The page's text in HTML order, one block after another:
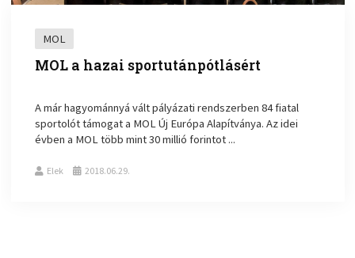
MOL
MOL a hazai sportutánpótlásért
A már hagyománnyá vált pályázati rendszerben 84 fiatal
sportolót támogat a MOL Új Európa Alapítványa. Az idei
évben a MOL több mint 30 millió forintot ...
Elek 2018.06.29.